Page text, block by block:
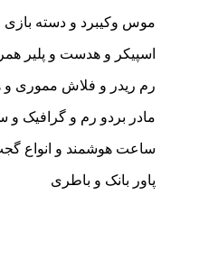
موس وکیبرد و دسته
اسپیکر و هدست و پلیر
رم ریدر و فلاش مموری و
مادر بردو رم و گرافیک و
ساعت هوشمند و انواع
پاور بانک و باطری